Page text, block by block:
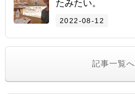
たみたい。
2022-08-12
記事一覧へ